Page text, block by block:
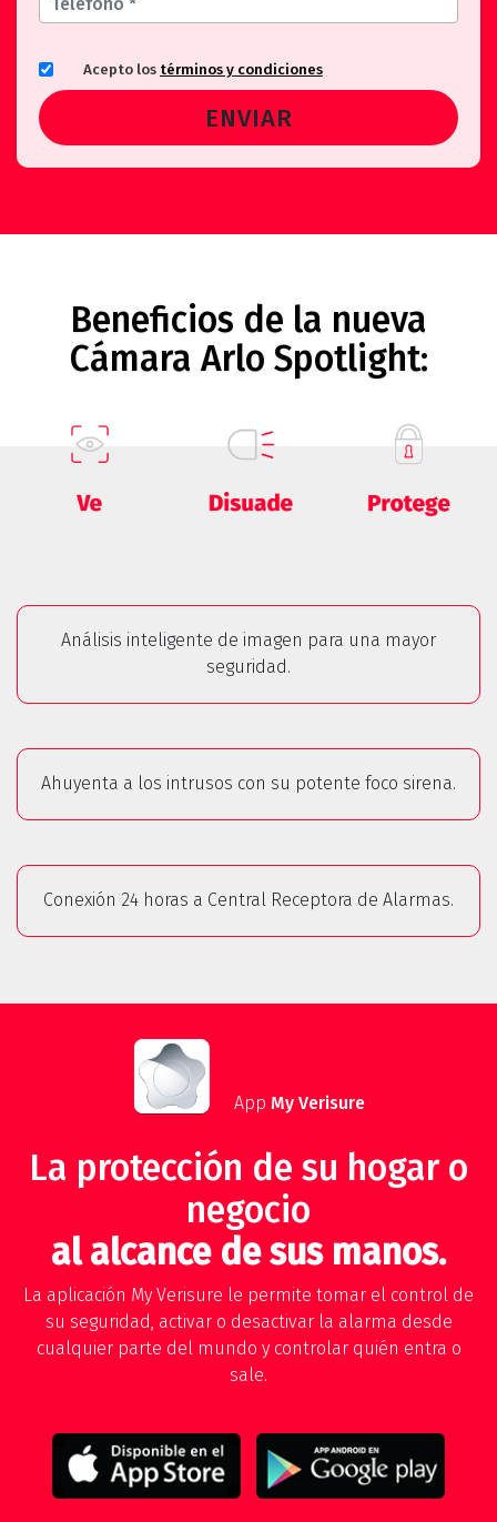
Acepto los términos y condiciones
Beneficios de la nueva
Cámara Arlo Spotlight:
Análisis inteligente de imagen para una mayor
seguridad.
Ahuyenta a los intrusos con su potente foco sirena.
Conexión 24 horas a Central Receptora de Alarmas.
App My Verisure
La protección de su hogar o
negocio
al alcance de sus manos.
La aplicación My Verisure le permite tomar el control de
su seguridad, activar o desactivar la alarma desde
cualquier parte del mundo y controlar quién entra o
sale.